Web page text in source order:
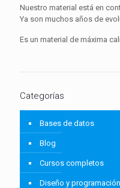
Nuestro material está en
Ya son muchos años de
Es un material de máxima
Categorías
Bases de datos
Blog
Cursos completos
Diseño y programación